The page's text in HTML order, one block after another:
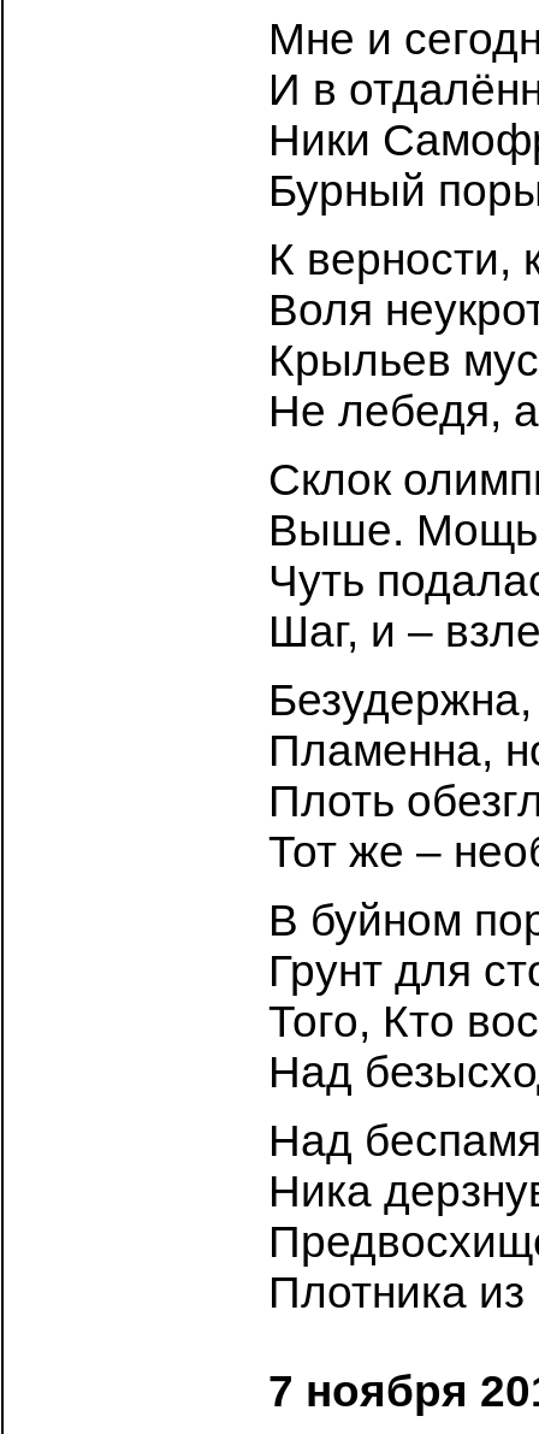
Мне и
И в
Ники
Бурный
К верности,
Воля
Крыльев
Не лебедя,
Склок
Выше.
Чуть
Шаг, и –
Пламенна,
Плоть
Тот же –
В буйном
Грунт для
Того, Кто
Над
Над
Ника
Плотника
7 ноября